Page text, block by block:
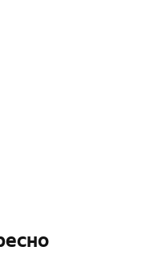
квартиру
дохода: